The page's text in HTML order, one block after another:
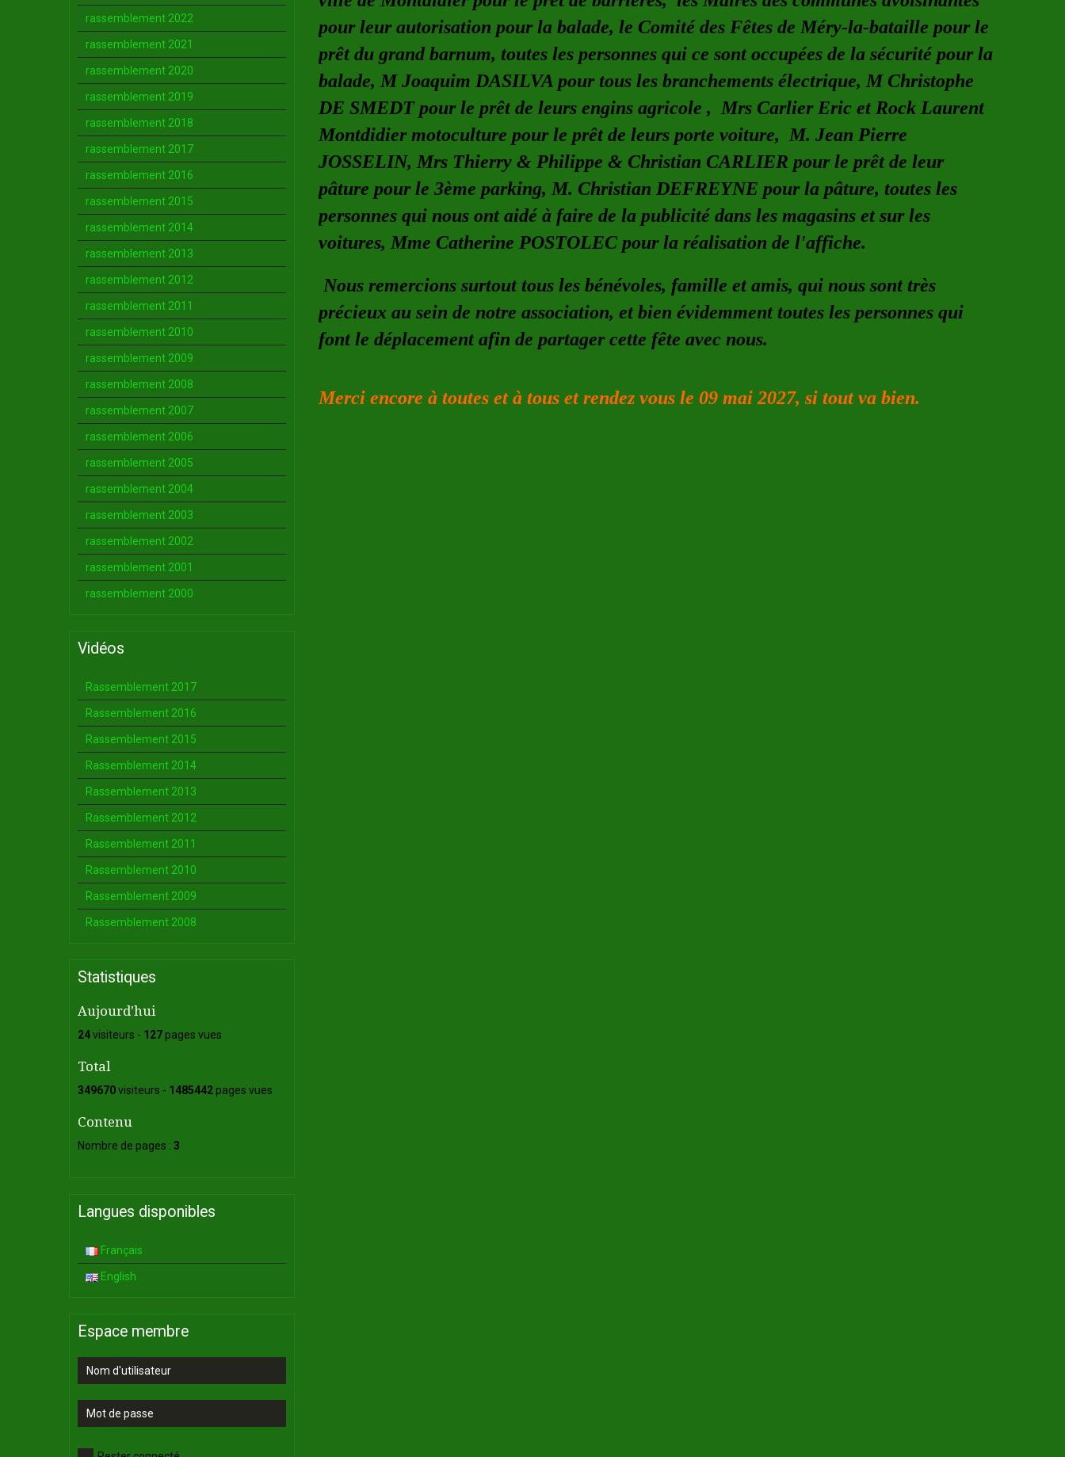
pour leur autorisation pour la balade, le Comité des Fêtes de Méry-la-bataille pour le
prêt du grand barnum, toutes les personnes qui ce sont occupées de la sécurité pour la
balade, M Joaquim DASILVA pour tous les branchements électrique, M Christophe
DE SMEDT pour le prêt de leurs engins agricole , Mrs Carlier Eric et Rock Laurent
Montdidier motoculture pour le prêt de leurs porte voiture, M. Jean Pierre
JOSSELIN, Mrs Thierry & Philippe & Christian CARLIER pour le prêt de leur
pâture pour le 3ème parking, M. Christian DEFREYNE pour la pâture, toutes les
personnes qui nous ont aidé à faire de la publicité dans les magasins et sur les
voitures, Mme Catherine POSTOLEC pour la réalisation de l'affiche.
Nous remercions surtout tous les bénévoles, famille et amis, qui nous sont très
précieux au sein de notre association, et bien évidemment toutes les personnes qui
font le déplacement afin de partager cette fête avec nous.
Merci encore à toutes et à tous et rendez vous le 09 mai 2027, si tout va bien.
rassemblement 2022
rassemblement 2021
rassemblement 2020
rassemblement 2019
rassemblement 2018
rassemblement 2017
rassemblement 2016
rassemblement 2015
rassemblement 2014
rassemblement 2013
rassemblement 2012
rassemblement 2011
rassemblement 2010
rassemblement 2009
rassemblement 2008
rassemblement 2007
rassemblement 2006
rassemblement 2005
rassemblement 2004
rassemblement 2003
rassemblement 2002
rassemblement 2001
rassemblement 2000
Vidéos
Rassemblement 2017
Rassemblement 2016
Rassemblement 2015
Rassemblement 2014
Rassemblement 2013
Rassemblement 2012
Rassemblement 2011
Rassemblement 2010
Rassemblement 2009
Rassemblement 2008
Statistiques
Aujourd'hui
24visiteurs - 127pages vues
Total
349670visiteurs - 1485442pages vues
Contenu
Nombre de pages : 3
Langues disponibles
Français
English
Espace membre